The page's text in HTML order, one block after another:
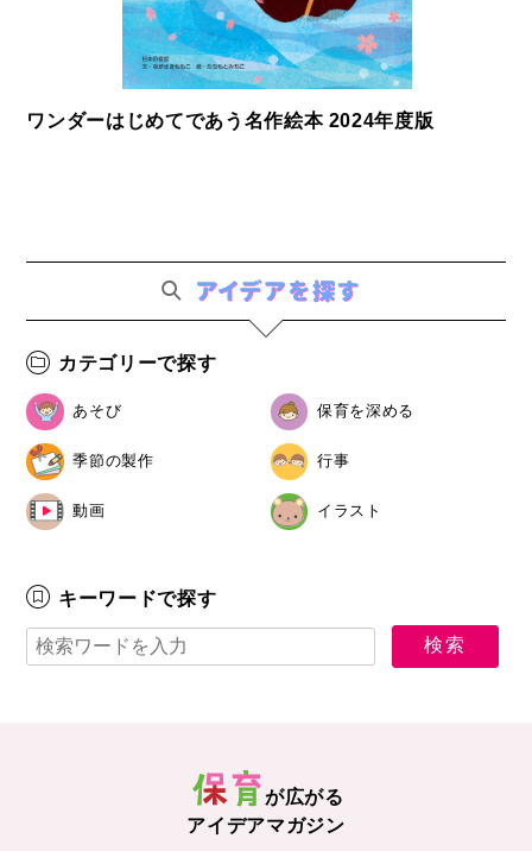
ワンダーはじめてであう名作絵本 2024年度版
カテゴリーで探す
あそび 保育を深める
季節の製作 行事
動画 イラスト
キーワードで探す
が広がる
アイデアマガジン